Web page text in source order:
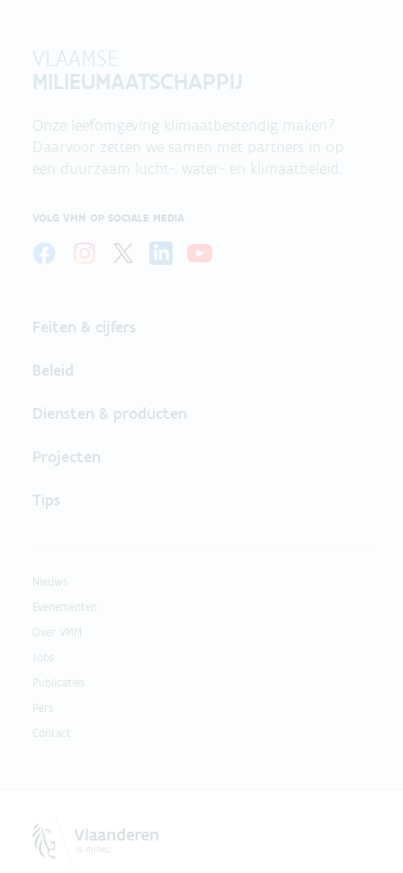
VLAAMSE
MILIEUMAATSCHAPPIJ
Onze leefomgeving klimaatbestendig maken?
Daarvoor zetten we samen met partners in op
een duurzaam lucht-, water- en klimaatbeleid.
VOLG VMM OP SOCIALE MEDIA
Feiten & cijfers
Beleid
Diensten & producten
Projecten
Tips
Nieuws
Evenementen
Over VMM
Jobs
Publicaties
Pers
Contact